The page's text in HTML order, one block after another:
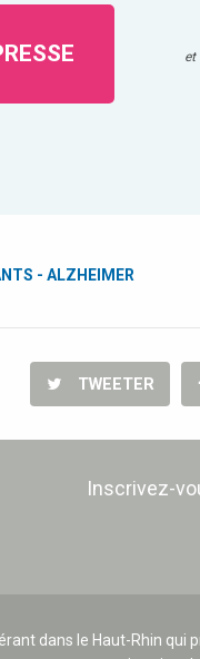
et
- ALZHEIMER
TWEETER
Inscrivez-
dans le Haut-Rhin qui